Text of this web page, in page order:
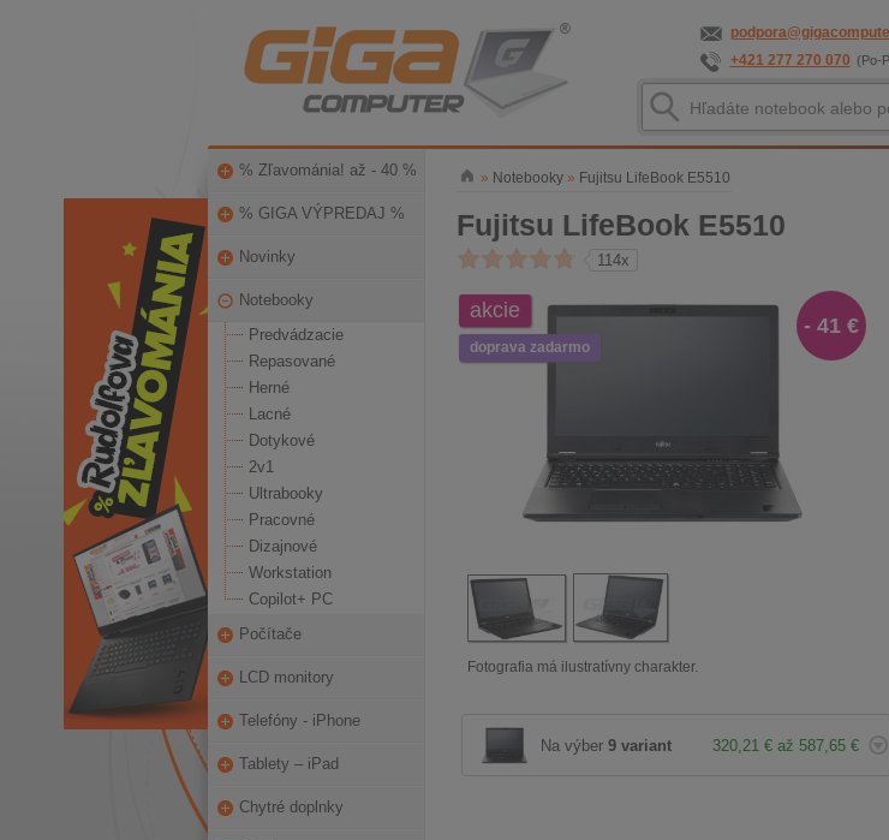
+421 277 270 070 (Po-
% Zľavománia! až - 40 %
% GIGA VÝPREDAJ %
Novinky
Notebooky
Predvádzacie
Repasované
Herné
Lacné
Dotykové
2v1
Ultrabooky
Pracovné
Dizajnové
Workstation
Copilot+ PC
Počítače
LCD monitory
Telefóny - iPhone
Tablety – iPad
Chytré doplnky
» Notebooky» Fujitsu LifeBook E5510
Fujitsu LifeBook E5510
114x
akcie
doprava zadarmo
- 41 €
Fotografia má ilustratívny charakter.
Na výber 9 variant 320,21 € až 587,65 €